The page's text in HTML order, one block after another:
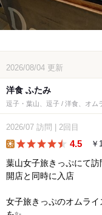
2026/08/04 更新
洋食 ふたみ
逗子・葉山、逗子 / 洋食、オム
2026/07 訪問 2回目
4.5 ￥
葉山女子旅きっぷにて訪
開店と同時に入店︎
女子旅きっぷのオムラ